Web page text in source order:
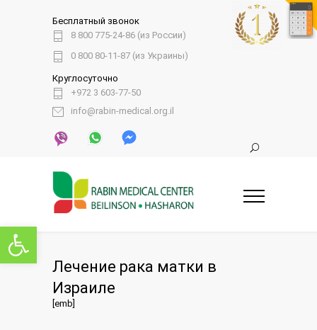
Открыть панель инструментов
Бесплатный звонок
8 800 775-24-86 (из России)
0 800 80-11-87 (из Украины)
Круглосуточно
+972 3 603-77-50
info@rabin-medical.org.il
Лечение рака матки в
Израиле
[emb]